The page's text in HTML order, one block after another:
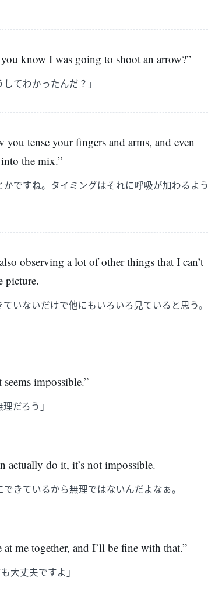
know I was going to shoot an arrow?”
てわかったんだ？」
tense your fingers and arms, and even
the mix.”
ですね。タイミングはそれに呼吸が加わるよう
observing a lot of other things that I can’t
picture.
いないだけで他にもいろいろ見ていると思う。
impossible.”
だろう」
actually do it, it’s not impossible.
きているから無理ではないんだよなぁ。
me together, and I’ll be fine with that.”
大丈夫ですよ」